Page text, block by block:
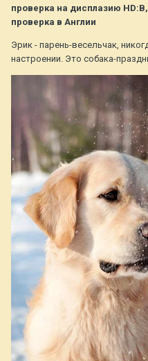
проверка на дисплазию
проверка в Англии
Эрик - парень-весельчак,
настроении. Это собака-